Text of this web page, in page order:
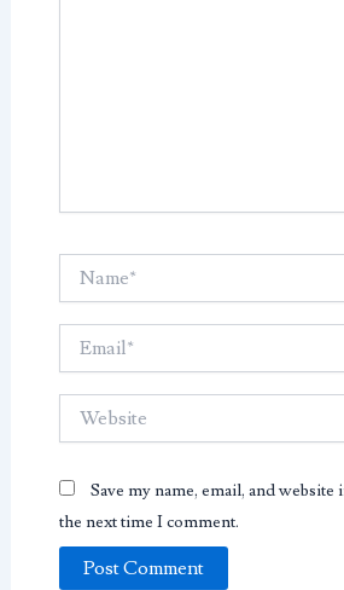
Save my name, email, and
the next time I comment.